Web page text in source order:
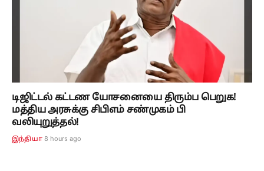
டிஜிட்டல் கட்டண யோசனையை திரும்ப பெறுக!
மத்திய அரசுக்கு சிபிஎம் சண்முகம் பி
வலியுறுத்தல்!
இந்தியா 8 hours ago